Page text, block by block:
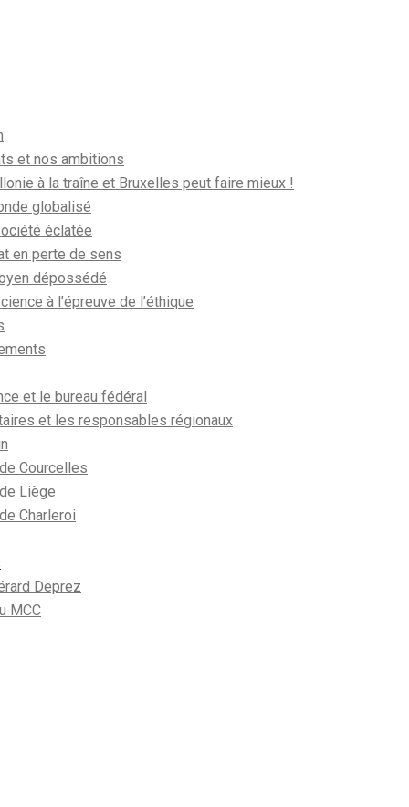
et nos ambitions
à la traîne et Bruxelles peut faire mieux !
globalisé
éclatée
en perte de sens
dépossédé
à l’épreuve de l’éthique
et le bureau fédéral
et les responsables régionaux
Courcelles
Liège
Charleroi
Deprez
MCC